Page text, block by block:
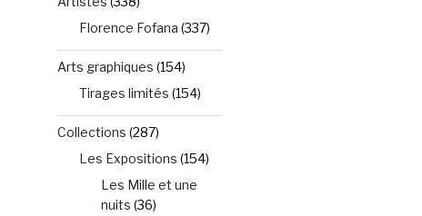
Florence Fofana (337)
Arts graphiques (154)
Tirages limités (154)
Collections (287)
Les Expositions (154)
Les Mille et une
nuits (36)